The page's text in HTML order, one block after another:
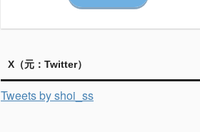
X（元：Twitter）
Tweets by shoi_ss